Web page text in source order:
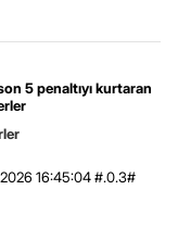
5 penaltıyı kurtaran
16:45:04 #.0.3#